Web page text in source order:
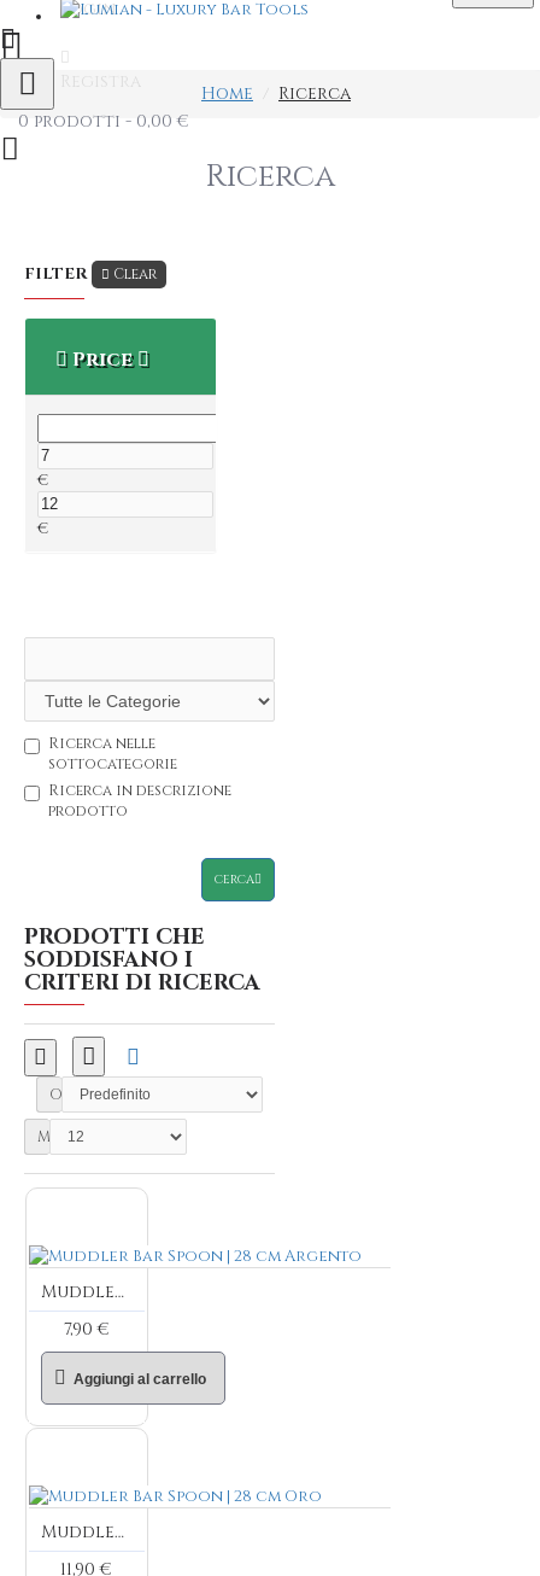
Login
Registra
0 prodotti - 0,00 €
Home Ricerca
Ricerca
FILTER Clear
Price
€
€
Ricerca nelle
sottocategorie
Ricerca in descrizione
prodotto
CERCA
PRODOTTI CHE
SODDISFANO I
CRITERI DI RICERCA
Ordinamento
Mostra:
Muddler Bar Spoon | 28 cm Argento
7,90 €
Aggiungi al carrello
Muddler Bar Spoon | 28 cm Oro
11,90 €